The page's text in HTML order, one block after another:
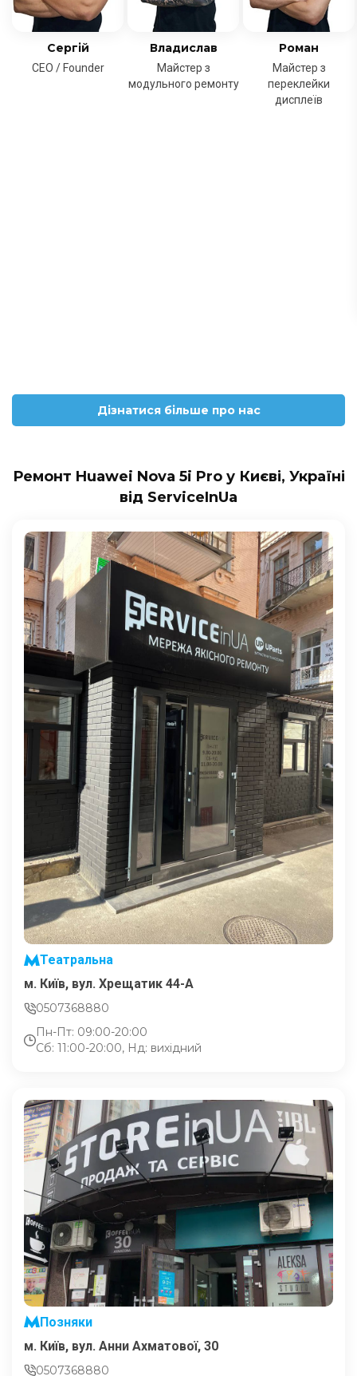
Сергій
CEO / Founder
Владислав
Майстер з
модульного ремонту
Роман
Майстер з
переклейки
дисплеїв
Дізнатися більше про нас
Ремонт Huawei Nova 5i Pro у Києві, Україні
від ServiceInUa
Театральна
м. Київ, вул. Хрещатик 44-A
0507368880
Пн-Пт: 09:00-20:00
Сб: 11:00-20:00, Нд: вихідний
Позняки
м. Київ, вул. Анни Ахматової, 30
0507368880